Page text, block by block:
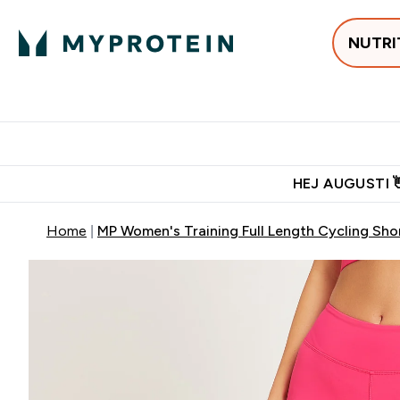
HEJ AUGUSTI
Home MP Women's Training Full Length Cycling